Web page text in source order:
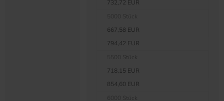
732,72 EUR
667,58 EUR
794,42 EUR
718,15 EUR
854,60 EUR